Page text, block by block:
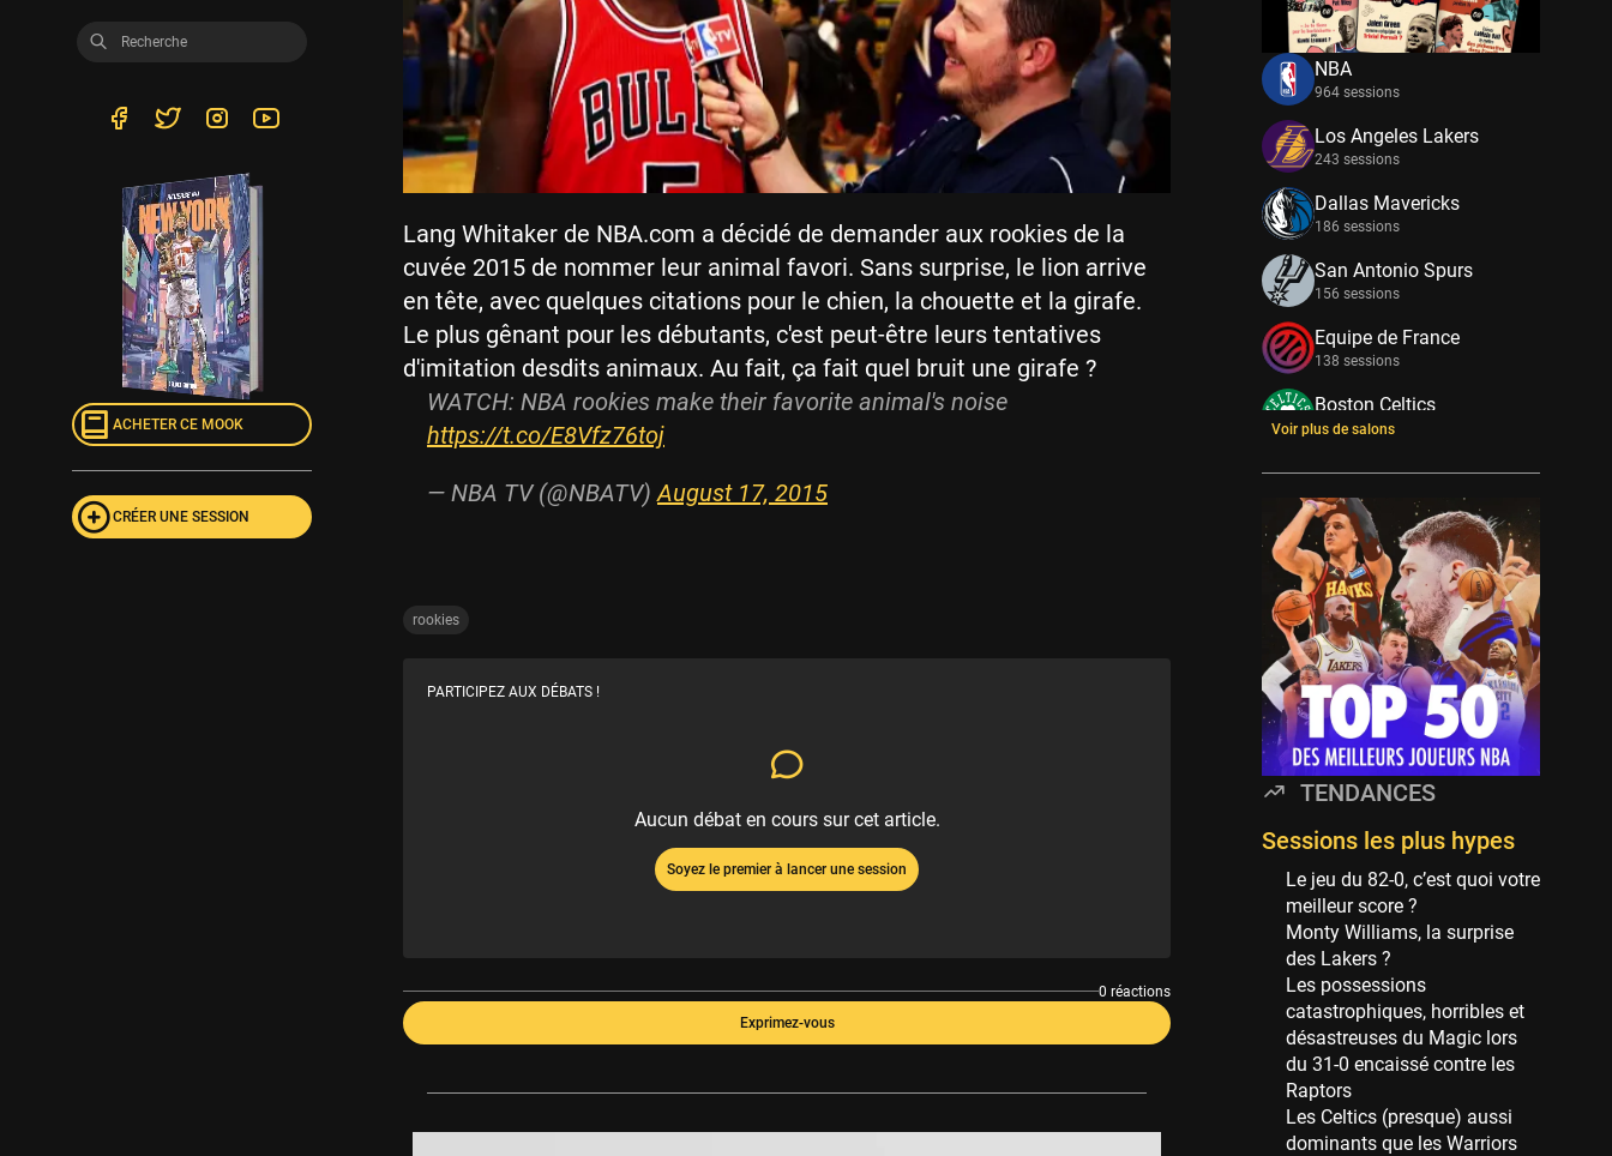
Lang Whitaker de NBA.com a décidé de demander aux rookies de la
cuvée 2015 de nommer leur animal favori. Sans surprise, le lion arrive
en tête, avec quelques citations pour le chien, la chouette et la girafe.
Le plus gênant pour les débutants, c'est peut-être leurs tentatives
d'imitation desdits animaux. Au fait, ça fait quel bruit une girafe ?
WATCH: NBA rookies make their favorite animal's noise
https://t.co/E8Vfz76toj
— NBA TV (@NBATV)August 17, 2015
rookies
PARTICIPEZ AUX DÉBATS !
Aucun débat en cours sur cet article.
Soyez le premier à lancer une session
0 réactions
Exprimez-vous
ACHETER CE MOOK
CRÉER UNE SESSION
NBA
964 sessions
Los Angeles Lakers
243 sessions
Dallas Mavericks
186 sessions
San Antonio Spurs
156 sessions
Equipe de France
138 sessions
Boston Celtics
133 sessions
New York Knicks
114 sessions
Minnesota Timberwolves
114 sessions
Golden State Warriors
113 sessions
Denver Nuggets
106 sessions
WNBA
97 sessions
Philadelphia Sixers
89 sessions
Milwaukee Bucks
82 sessions
Hoop Culture
73 sessions
Oklahoma City Thunder
69 sessions
Phoenix Suns
69 sessions
Miami Heat
Voir plus de salons
TENDANCES
Sessions les plus hypes
Le jeu du 82-0, c’est quoi votre
meilleur score ?
Monty Williams, la surprise
des Lakers ?
Les possessions
catastrophiques, horribles et
désastreuses du Magic lors
du 31-0 encaissé contre les
Raptors
Les Celtics (presque) aussi
dominants que les Warriors